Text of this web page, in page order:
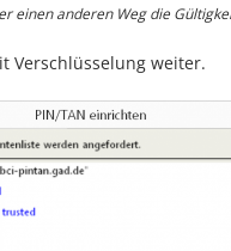
einen anderen Weg die
Verschlüsselung weiter.